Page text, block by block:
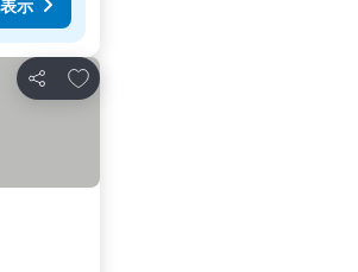
示
シェア
お気に入りに追加